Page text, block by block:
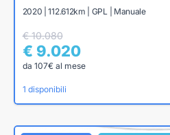
2020 | 112.612km | GPL | Manuale
€ 10.080
€ 9.020
da 107€ al mese
1 disponibili